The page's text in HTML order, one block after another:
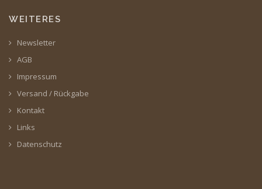
WEITERES
Newsletter
AGB
Impressum
Versand / Rückgabe
Kontakt
Links
Datenschutz